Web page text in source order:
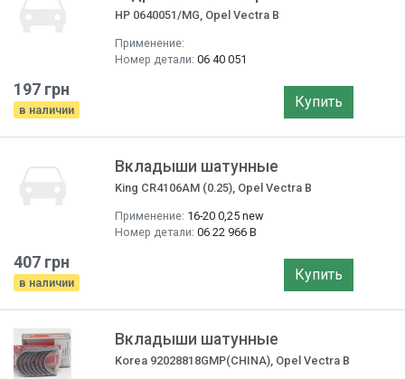
HP 0640051/MG, Opel Vectra B
Применение:
Номер детали: 06 40 051
197 грн
в наличии Купить
Вкладыши шатунные
King CR4106AM (0.25), Opel Vectra B
Применение: 16-20 0,25 new
Номер детали: 06 22 966 B
407 грн
в наличии Купить
Вкладыши шатунные
Korea 92028818GMP(CHINA), Opel Vectra B